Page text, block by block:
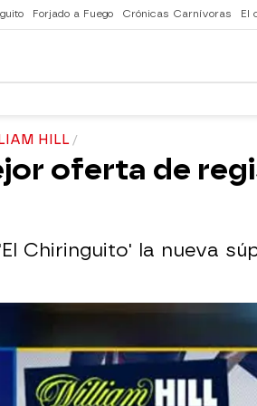
Forjado a Fuego Crónicas Carnívoras El
HILL
oferta de
Chiringuito' la nueva